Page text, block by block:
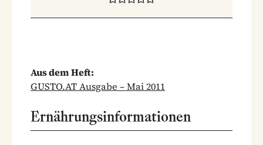
Aus dem Heft:
GUSTO.AT Ausgabe – Mai 2011
Ernährungsinformationen